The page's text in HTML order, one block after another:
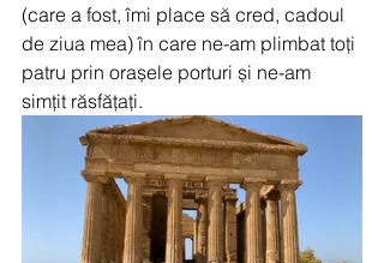
(care a fost, îmi place să cred, cadoul
de ziua mea) în care ne-am plimbat toți
patru prin orașele porturi și ne-am
simțit răsfățați.